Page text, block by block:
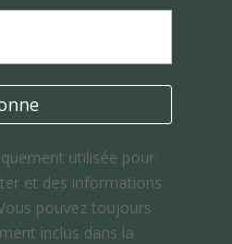
utilisée pour
et des informations
pouvez toujours
inclus dans la